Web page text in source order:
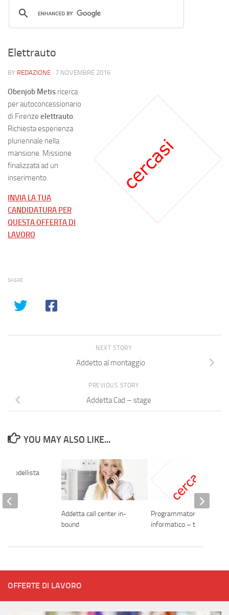
Elettrauto
BY REDAZIONE · 7 NOVEMBRE 2016
Obenjob Metis ricerca
per autoconcessionario
di Firenze elettrauto.
Richiesta esperienza
pluriennale nella
mansione. Missione
finalizzata ad un
inserimento.
INVIA LA TUA
CANDIDATURA PER
QUESTA OFFERTA DI
LAVORO
SHARE
NEXT STORY
Addetto al montaggio
PREVIOUS STORY
Addetta Cad – stage
YOU MAY ALSO LIKE...
Addetta call center in-
bound
Programmatore
informatico – tirocinio
modellista
OFFERTE DI LAVORO